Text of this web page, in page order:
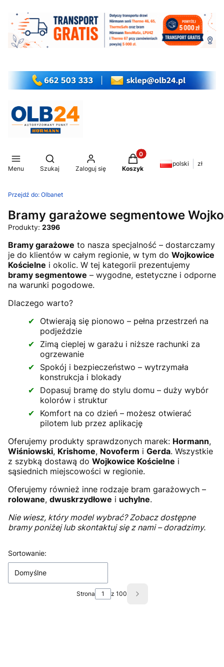
Menu
Otwórz wyszukiwarkę
Szukaj Zaloguj się
Produkty w koszyku: 0.
Koszyk
polski zł
Przejdź do: Olbanet
Bramy garażowe segmentowe
Produkty: 2396
Bramy garażowe to nasza specjalność – dostarczamy
je do klientów w całym regionie, w tym do Wojkowice
Kościelne i okolic. W tej kategorii prezentujemy
bramy segmentowe – wygodne, estetyczne i odporne
na warunki pogodowe.
Dlaczego warto?
Otwierają się pionowo – pełna przestrzeń na
podjeździe
Zimą cieplej w garażu i niższe rachunki za
ogrzewanie
Spokój i bezpieczeństwo – wytrzymała
konstrukcja i blokady
Dopasuj bramę do stylu domu – duży wybór
kolorów i struktur
Komfort na co dzień – możesz otwierać
pilotem lub przez aplikację
Oferujemy produkty sprawdzonych marek: Hormann,
Wiśniowski, Krishome, Novoferm i Gerda. Wszystkie
z szybką dostawą do Wojkowice Kościelne i
sąsiednich miejscowości w regionie.
Oferujemy również inne rodzaje bram garażowych –
rolowane, dwuskrzydłowe i uchylne.
Nie wiesz, który model wybrać? Zobacz dostępne
bramy poniżej lub skontaktuj się z nami – doradzimy.
Lista produktów
Sortowanie:
Domyślne
Strona z 100 Następne produkty